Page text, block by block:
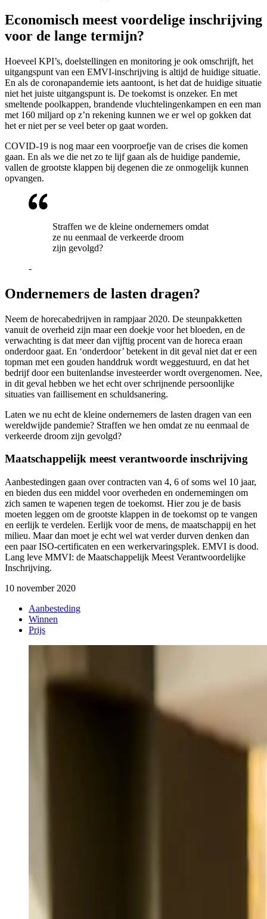
Economisch meest voordelige inschrijving
voor de lange termijn?
Hoeveel KPI’s, doelstellingen en monitoring je ook omschrijft, het
uitgangspunt van een EMVI-inschrijving is altijd de huidige situatie.
En als de coronapandemie iets aantoont, is het dat de huidige situatie
niet het juiste uitgangspunt is. De toekomst is onzeker. En met
smeltende poolkappen, brandende vluchtelingenkampen en een man
met 160 miljard op z’n rekening kunnen we er wel op gokken dat
het er niet per se veel beter op gaat worden.
COVID-19 is nog maar een voorproefje van de crises die komen
gaan. En als we die net zo te lijf gaan als de huidige pandemie,
vallen de grootste klappen bij degenen die ze onmogelijk kunnen
opvangen.
Straffen we de kleine ondernemers omdat
ze nu eenmaal de verkeerde droom
zijn gevolgd?
-
Ondernemers de lasten dragen?
Neem de horecabedrijven in rampjaar 2020. De steunpakketten
vanuit de overheid zijn maar een doekje voor het bloeden, en de
verwachting is dat meer dan vijftig procent van de horeca eraan
onderdoor gaat. En ‘onderdoor’ betekent in dit geval niet dat er een
topman met een gouden handdruk wordt weggestuurd, en dat het
bedrijf door een buitenlandse investeerder wordt overgenomen. Nee,
in dit geval hebben we het echt over schrijnende persoonlijke
situaties van faillisement en schuldsanering.
Laten we nu echt de kleine ondernemers de lasten dragen van een
wereldwijde pandemie? Straffen we hen omdat ze nu eenmaal de
verkeerde droom zijn gevolgd?
Maatschappelijk meest verantwoorde inschrijving
Aanbestedingen gaan over contracten van 4, 6 of soms wel 10 jaar,
en bieden dus een middel voor overheden en ondernemingen om
zich samen te wapenen tegen de toekomst. Hier zou je de basis
moeten leggen om de grootste klappen in de toekomst op te vangen
en eerlijk te verdelen. Eerlijk voor de mens, de maatschappij en het
milieu. Maar dan moet je echt wel wat verder durven denken dan
een paar ISO-certificaten en een werkervaringsplek. EMVI is dood.
Lang leve MMVI: de Maatschappelijk Meest Verantwoordelijke
Inschrijving.
10 november 2020
Aanbesteding
Winnen
Prijs